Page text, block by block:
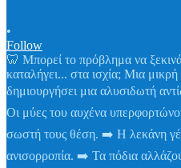
•
Follow
🦷 Μπορεί το πρόβλημα να
καταλήγει... στα ισχία; Μια
δημιουργήσει μια αλυσιδωτή
Οι μύες του αυχένα
σωστή τους θέση. ➡️ Η λεκάνη
ανισορροπία. ➡️ Τα πόδια